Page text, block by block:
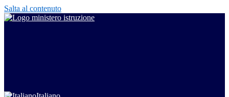
Salta al contenuto